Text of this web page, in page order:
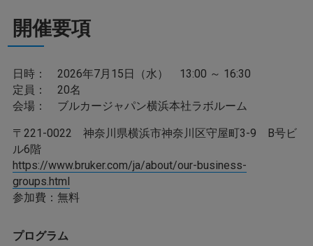
開催要項
日時： 2026年7月15日（水） 13:00 ～ 16:30
定員： 20名
会場： ブルカージャパン横浜本社ラボルーム
〒221-0022 神奈川県横浜市神奈川区守屋町3-9 B号ビ
ル6階
https://www.bruker.com/ja/about/our-business-
groups.html
参加費：無料
プログラム